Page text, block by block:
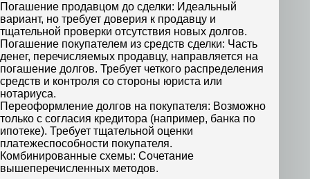
Погашение продавцом до сделки: Идеальный
вариант, но требует доверия к продавцу и
тщательной проверки отсутствия новых долгов.
Погашение покупателем из средств сделки: Часть
денег, перечисляемых продавцу, направляется на
погашение долгов. Требует четкого распределения
средств и контроля со стороны юриста или
нотариуса.
Переоформление долгов на покупателя: Возможно
только с согласия кредитора (например, банка по
ипотеке). Требует тщательной оценки
платежеспособности покупателя.
Комбинированные схемы: Сочетание
вышеперечисленных методов.